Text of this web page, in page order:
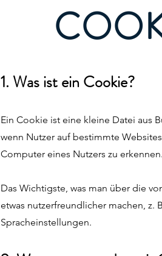
1. Was ist ein Cookie?
Ein Cookie ist eine kleine Datei aus
wenn Nutzer auf bestimmte
Computer eines Nutzers zu erkennen.
Das Wichtigste, was man über die
etwas nutzerfreundlicher machen, z.
Spracheinstellungen.